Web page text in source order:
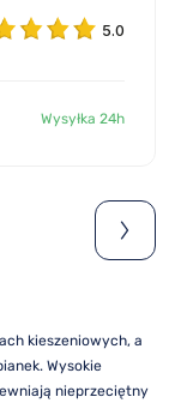
5.0
Wysyłka 24h
kieszeniowych, a
Wysokie
nieprzeciętny